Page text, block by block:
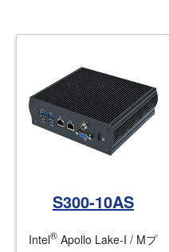
S300-10AS
Intel® Apollo Lake-I / Mプ